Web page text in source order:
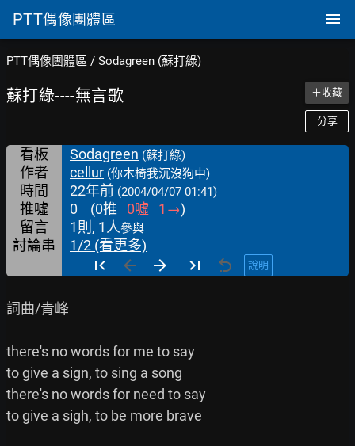
PTT偶像團體區
PTT偶像團體區 / Sodagreen (蘇打綠)
蘇打綠----無言歌 ＋收藏
分享
看板 Sodagreen (蘇打綠)
作者 cellur (你木椅我沉沒狗中)
時間 22年前 (2004/04/07 01:41)
推噓 0 (0推 0噓 1 →)
留言
1則, 1人參與
討論串 1/2 (看更多)
說明
詞曲/青峰
there's no words for me to say
to give a sign, to sing a song
there's no words for need to say
to give a sigh, to be more brave